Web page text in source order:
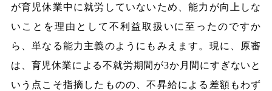
が育児休業中に就労していないため、能力が向上しな
いことを理由として不利益取扱いに至ったのですか
ら、単なる能力主義のようにもみえます。現に、原審
は、育児休業による不就労期間が3か月間にすぎないと
いう点こそ指摘したものの、不昇給による差額もわず